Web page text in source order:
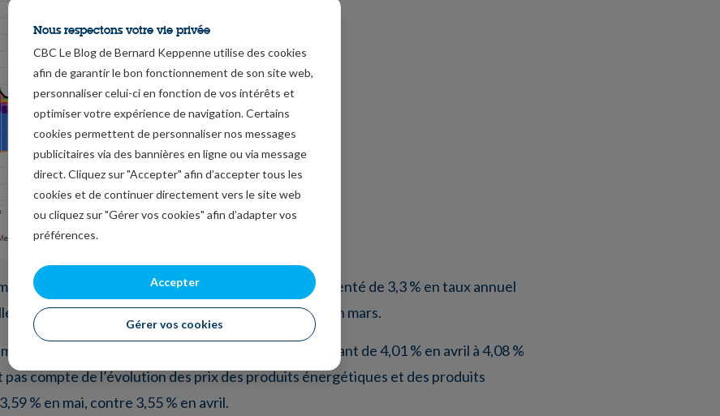
et de l’énergie, l’indice des prix PCE a augmenté de 3,3 % en taux annuel
depuis novembre 2023 et contre un taux de 3,2 % en mars.
l’inflation a encore légèrement progressé en passant de 4,01 % en avril à 4,08 %
compte de l’évolution des prix des produits énergétiques et des produits
% en mai, contre 3,55 % en avril.
Nous respectons votre vie privée
CBC Le Blog de Bernard Keppenne utilise des cookies
afin de garantir le bon fonctionnement de son site web,
personnaliser celui-ci en fonction de vos intérêts et
optimiser votre expérience de navigation. Certains
cookies permettent de personnaliser nos messages
publicitaires via des bannières en ligne ou via message
direct. Cliquez sur "Accepter" afin d’accepter tous les
cookies et de continuer directement vers le site web
ou cliquez sur "Gérer vos cookies" afin d’adapter vos
préférences.
Accepter
Gérer vos cookies